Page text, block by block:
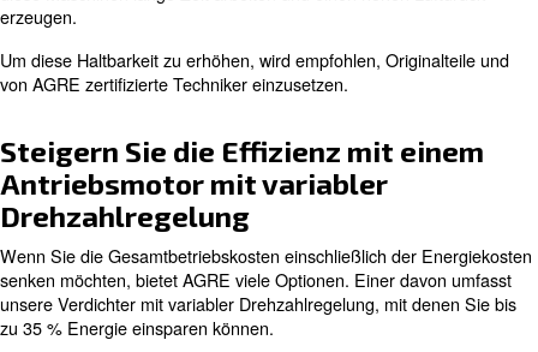
Wie alle AGRE-Geräte sind auch unsere
Kompressoren auf optimale Zuverlässigkeit ausgelegt.
Halten Sie Ihren
in Betrieb
Öleingespritzte Kompressoren sind mit einem
ausgestattet, um den Öl- und Luftstrom sauber zu
hinaus sind sie mit Temperaturüberwachungsventilen
das Öl ordnungsgemäß zu leiten. Wenn alles